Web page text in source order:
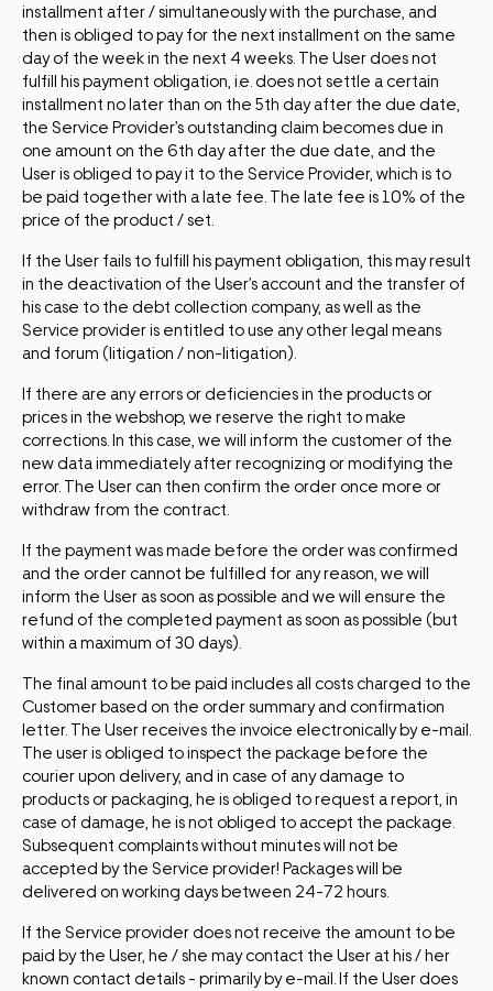
installment after / simultaneously with the purchase, and
then is obliged to pay for the next installment on the same
day of the week in the next 4 weeks. The User does not
fulfill his payment obligation, i.e. does not settle a certain
installment no later than on the 5th day after the due date,
the Service Provider’s outstanding claim becomes due in
one amount on the 6th day after the due date, and the
User is obliged to pay it to the Service Provider, which is to
be paid together with a late fee. The late fee is 10% of the
price of the product / set.
If the User fails to fulfill his payment obligation, this may result
in the deactivation of the User’s account and the transfer of
his case to the debt collection company, as well as the
Service provider is entitled to use any other legal means
and forum (litigation / non-litigation).
If there are any errors or deficiencies in the products or
prices in the webshop, we reserve the right to make
corrections. In this case, we will inform the customer of the
new data immediately after recognizing or modifying the
error. The User can then confirm the order once more or
withdraw from the contract.
If the payment was made before the order was confirmed
and the order cannot be fulfilled for any reason, we will
inform the User as soon as possible and we will ensure the
refund of the completed payment as soon as possible (but
within a maximum of 30 days).
The final amount to be paid includes all costs charged to the
Customer based on the order summary and confirmation
letter. The User receives the invoice electronically by e-mail.
The user is obliged to inspect the package before the
courier upon delivery, and in case of any damage to
products or packaging, he is obliged to request a report, in
case of damage, he is not obliged to accept the package.
Subsequent complaints without minutes will not be
accepted by the Service provider! Packages will be
delivered on working days between 24-72 hours.
If the Service provider does not receive the amount to be
paid by the User, he / she may contact the User at his / her
known contact details - primarily by e-mail. If the User does